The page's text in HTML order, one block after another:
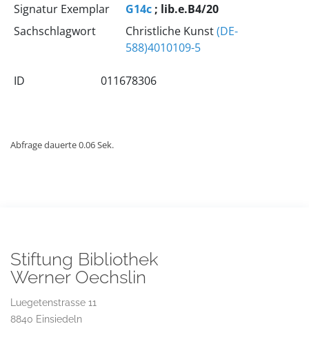
Signatur Exemplar
G14c; lib.e.B4/20
Sachschlagwort
Christliche Kunst(DE-
588)4010109-5
ID 011678306
Abfrage dauerte 0.06 Sek.
Stiftung Bibliothek
Werner Oechslin
Luegetenstrasse 11
8840 Einsiedeln